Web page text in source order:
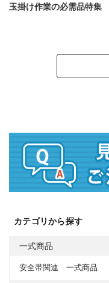
玉掛け作業の必需品特集
カテゴリから探す
一式商品
安全帯関連 一式商品